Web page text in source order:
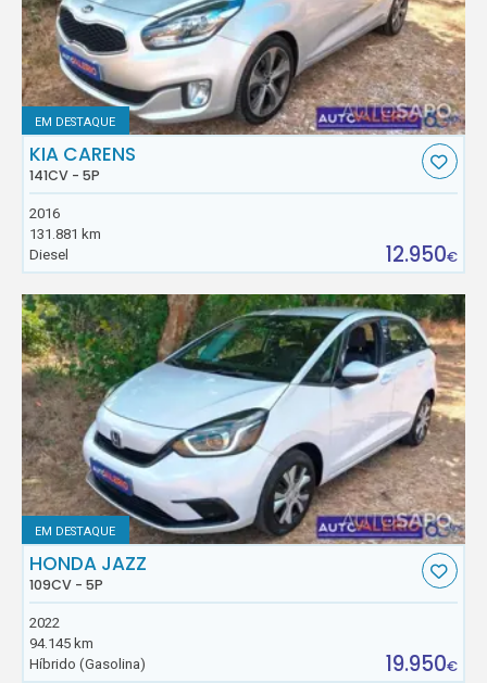
EM DESTAQUE
KIA CARENS
141CV - 5P
2016
131.881 km
Diesel
12.950€
EM DESTAQUE
HONDA JAZZ
109CV - 5P
2022
94.145 km
Híbrido (Gasolina)
19.950€